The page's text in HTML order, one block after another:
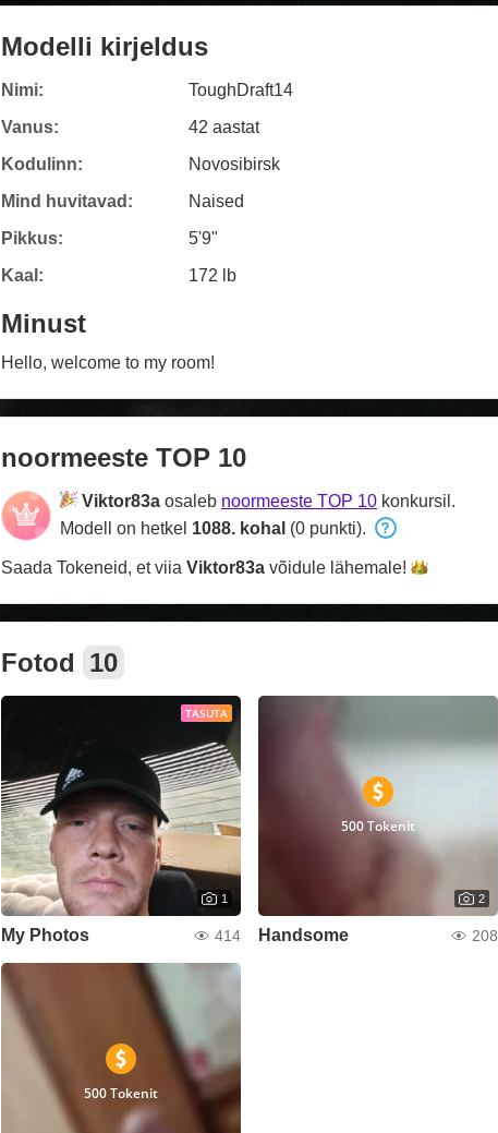
Modelli kirjeldus
Nimi:
ToughDraft14
Vanus:
42 aastat
Kodulinn:
Novosibirsk
Mind huvitavad:
Naised
Pikkus:
5'9"
Kaal:
172 lb
Minust
Hello, welcome to my room!
noormeeste TOP 10
Viktor83a osaleb noormeeste TOP 10 konkursil.
Modell on hetkel 1088. kohal (0 punkti).
Saada Tokeneid, et viia Viktor83a võidule lähemale!
Fotod 10
TASUTA
1
My Photos 414
500 Tokenit
2
Handsome 208
500 Tokenit